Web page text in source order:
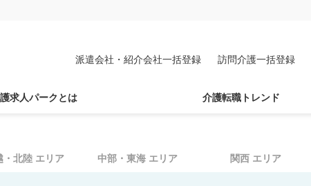
派遣会社・紹介会社一括登録 訪問介護一括登録
求人パークとは 介護転職トレンド
・北陸 エリア 中部・東海 エリア 関西 エリア